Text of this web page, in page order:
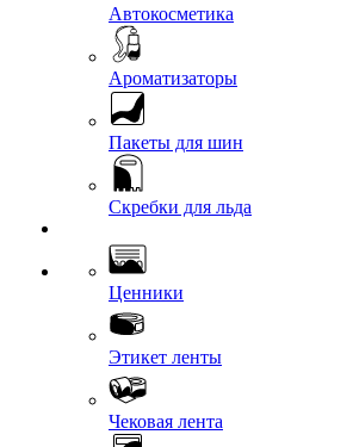
Автокосметика
Ароматизаторы
Пакеты для шин
Скребки для льда
Ценники
Этикет ленты
Чековая лента